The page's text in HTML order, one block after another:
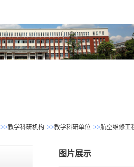
>>教学科研机构 >>教学科研单位 >>航空维修工
图片展示